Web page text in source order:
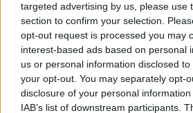
targeted advertising by us, please use
section to confirm your selection.
opt-out request is processed you may
interest-based ads based on personal
us or personal information disclosed
your opt-out. You may separately opt-
disclosure of your personal
IAB’s list of downstream participants.